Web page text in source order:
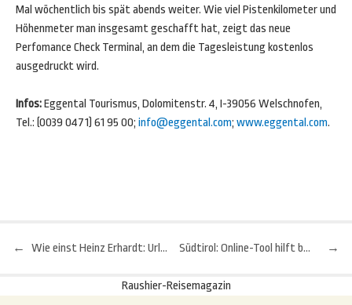
Mal wöchentlich bis spät abends weiter. Wie viel Pistenkilometer und
Höhenmeter man insgesamt geschafft hat, zeigt das neue
Perfomance Check Terminal, an dem die Tagesleistung kostenlos
ausgedruckt wird.
Infos:Eggental Tourismus, Dolomitenstr. 4, I-39056 Welschnofen,
Tel.: (0039 0471) 61 95 00; info@eggental.com; www.eggental.com.
Beitragsnavigation
← Wie einst Heinz Erhardt: Urlaub in Caorle →
Südtirol: Online-Tool hilft bei der Wahl des richtigen Skigebiets
Raushier-Reisemagazin